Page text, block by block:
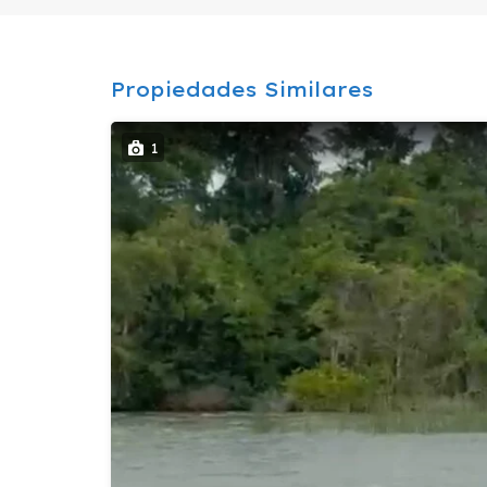
Propiedades Similares
1